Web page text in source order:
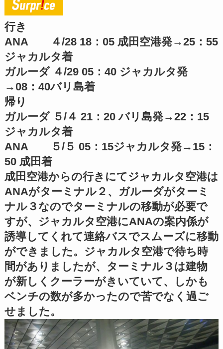
行き
ANA ４/28 18：05 成田空港発→25：55
ジャカルタ着
ガルーダ ４/29 05：40 ジャカルタ発
→08：40バリ島着
帰り
ガルーダ ５/４ 21：20 バリ島発→22：15
ジャカルタ着
ANA ５/５ 05：15ジャカルタ発→15：
50 成田着
成田空港からの行きにてジャカルタ空港は
ANAがターミナル２、ガルーダがターミ
ナル３なのでターミナルの移動が必要で
すが、ジャカルタ空港にANAの案内係が
誘導してくれて連絡バスでスムーズに移動
ができました。ジャカルタ空港で待ち時
間がありましたが、ターミナル３は建物
が新しくクーラーがきいていて、しかも
ベンチの数が多かったので苦でなく過ご
せました。